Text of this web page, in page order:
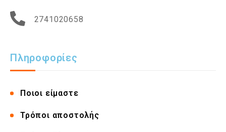
2741020658
Πληροφορίες
Ποιοι είμαστε
Τρόποι αποστολής